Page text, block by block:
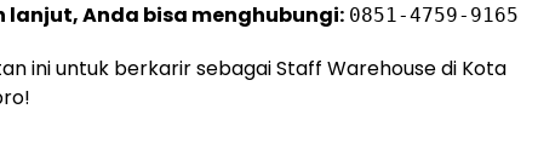
lanjut, Anda bisa menghubungi: 0851-4759-9165
ini untuk berkarir sebagai Staff Warehouse di Kota